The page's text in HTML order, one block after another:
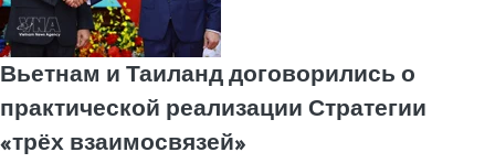
Вьетнам и Таиланд договорились о
практической реализации Стратегии
«трёх взаимосвязей»